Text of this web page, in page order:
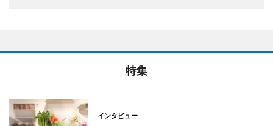
特集
インタビュー